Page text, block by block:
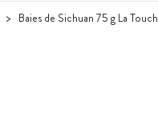
Baies de Sichuan 75 g La